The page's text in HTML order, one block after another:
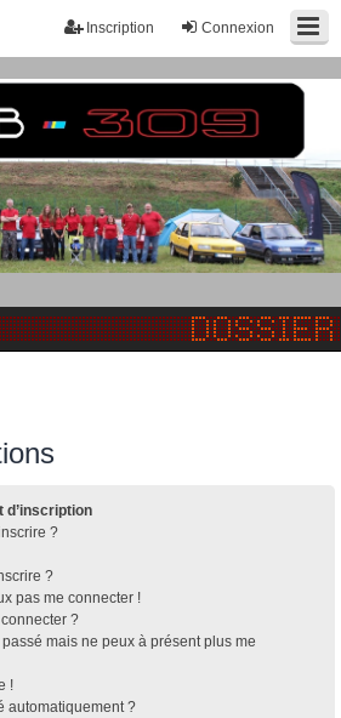
Connexion
Inscription
d’inscription
?
?
pas me connecter !
?
mais ne peux à présent plus me
!
automatiquement ?